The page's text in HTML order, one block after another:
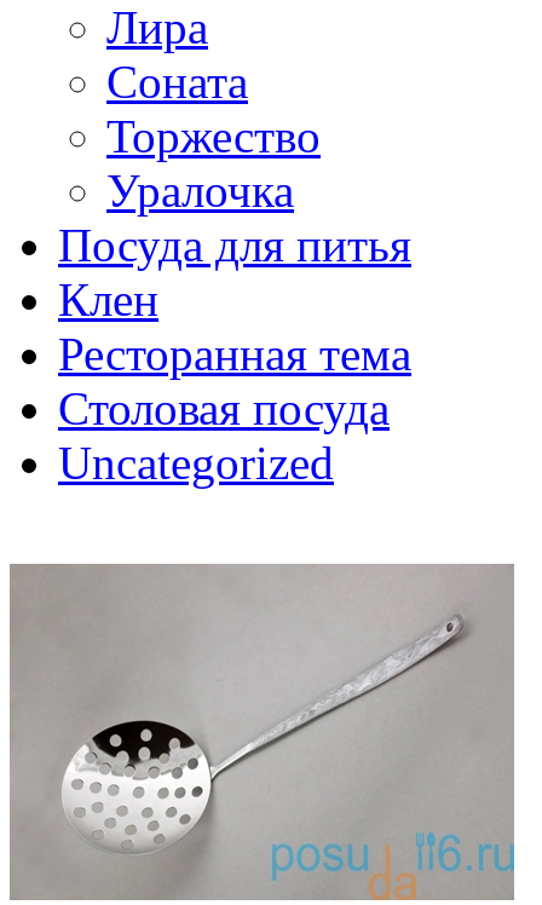
Лира
Соната
Торжество
Уралочка
Посуда для питья
Клен
Ресторанная тема
Столовая посуда
Uncategorized